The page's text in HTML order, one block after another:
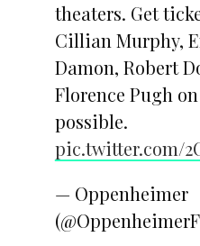
theaters. Get
Cillian Murphy,
Damon, Robert
Florence Pugh
possible.
pic.twitter.com/
— Oppenheimer